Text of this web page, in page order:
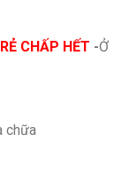
RẺ CHẤP HẾT -Ở
chữa